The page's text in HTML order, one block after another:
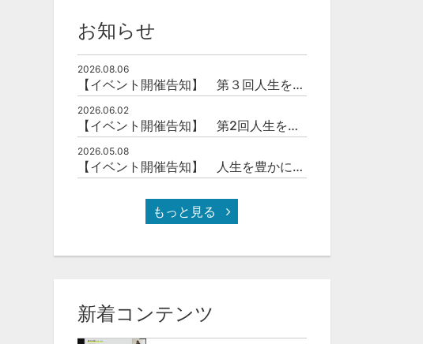
お知らせ
2026.08.06
【イベント開催告知】 第３回人生を豊かにする「本の力」を学ぶ会
2026.06.02
【イベント開催告知】 第2回人生を豊かにする「本の力」を学ぶ会
2026.05.08
【イベント開催告知】 人生を豊かにする「本の力」を学ぶ会
もっと見る
新着コンテンツ